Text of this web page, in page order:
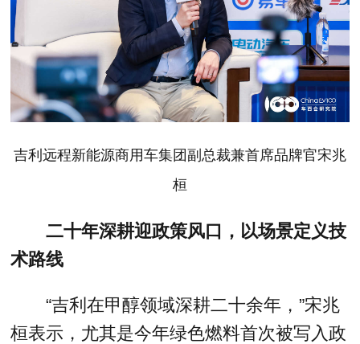
吉利远程新能源商用车集团副总裁兼首席品牌官宋兆
桓
二十年深耕迎政策风口，以场景定义技
术路线
“吉利在甲醇领域深耕二十余年，”宋兆
桓表示，尤其是今年绿色燃料首次被写入政